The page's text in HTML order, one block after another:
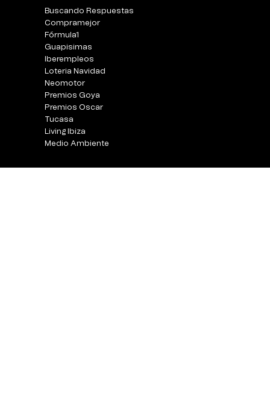
Buscando Respuestas
Compramejor
Fórmula1
Guapisimas
Iberempleos
Loteria Navidad
Neomotor
Premios Goya
Premios Oscar
Tucasa
Living Ibiza
Medio Ambiente